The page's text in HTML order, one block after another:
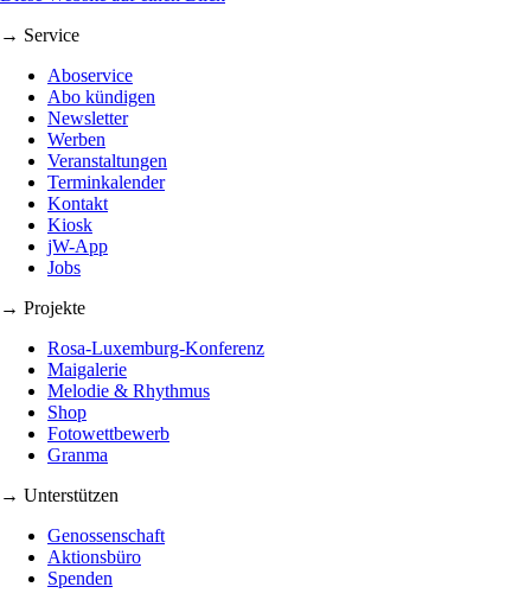
→ Service
Aboservice
Abo kündigen
Newsletter
Werben
Veranstaltungen
Terminkalender
Kontakt
Kiosk
jW-App
Jobs
→ Projekte
Rosa-Luxemburg-Konferenz
Maigalerie
Melodie & Rhythmus
Shop
Fotowettbewerb
Granma
→ Unterstützen
Genossenschaft
Aktionsbüro
Spenden